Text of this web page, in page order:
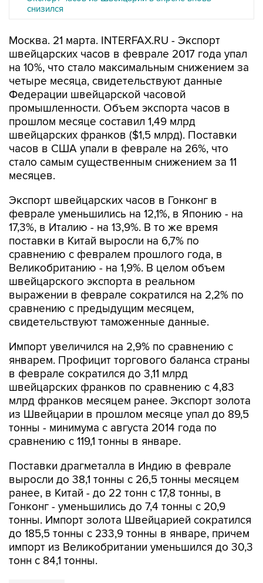
снизился
Москва. 21 марта. INTERFAX.RU - Экспорт
швейцарских часов в феврале 2017 года упал
на 10%, что стало максимальным снижением за
четыре месяца, свидетельствуют данные
Федерации швейцарской часовой
промышленности. Объем экспорта часов в
прошлом месяце составил 1,49 млрд
швейцарских франков ($1,5 млрд). Поставки
часов в США упали в феврале на 26%, что
стало самым существенным снижением за 11
месяцев.
Экспорт швейцарских часов в Гонконг в
феврале уменьшились на 12,1%, в Японию - на
17,3%, в Италию - на 13,9%. В то же время
поставки в Китай выросли на 6,7% по
сравнению с февралем прошлого года, в
Великобританию - на 1,9%. В целом объем
швейцарского экспорта в реальном
выражении в феврале сократился на 2,2% по
сравнению с предыдущим месяцем,
свидетельствуют таможенные данные.
Импорт увеличился на 2,9% по сравнению с
январем. Профицит торгового баланса страны
в феврале сократился до 3,11 млрд
швейцарских франков по сравнению с 4,83
млрд франков месяцем ранее. Экспорт золота
из Швейцарии в прошлом месяце упал до 89,5
тонны - минимума с августа 2014 года по
сравнению с 119,1 тонны в январе.
Поставки драгметалла в Индию в феврале
выросли до 38,1 тонны с 26,5 тонны месяцем
ранее, в Китай - до 22 тонн с 17,8 тонны, в
Гонконг - уменьшились до 7,4 тонны с 20,9
тонны. Импорт золота Швейцарией сократился
до 185,5 тонны с 233,9 тонны в январе, причем
импорт из Великобритании уменьшился до 30,3
тонн с 84,1 тонны.